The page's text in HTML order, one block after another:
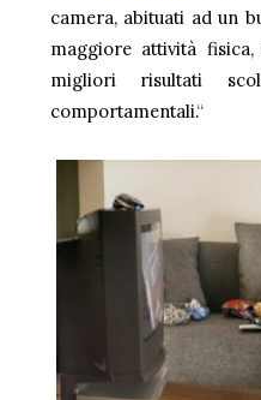
camera, abituati ad un
maggiore attività
migliori risultati
comportamentali.“